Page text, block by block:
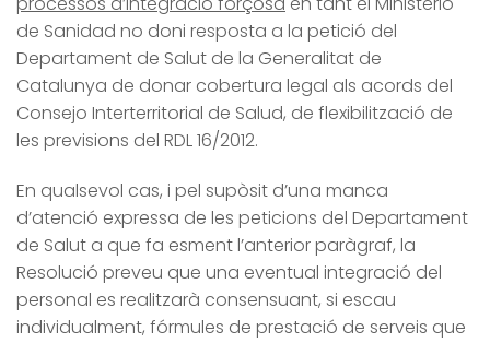
de Sanidad no doni resposta a la petició del
Departament de Salut de la Generalitat de
Catalunya de donar cobertura legal als acords del
Consejo Interterritorial de Salud, de flexibilització de
les previsions del RDL 16/2012.
En qualsevol cas, i pel supòsit d’una manca
d’atenció expressa de les peticions del Departament
de Salut a que fa esment l’anterior paràgraf, la
Resolució preveu que una eventual integració del
personal es realitzarà consensuant, si escau
individualment, fórmules de prestació de serveis que